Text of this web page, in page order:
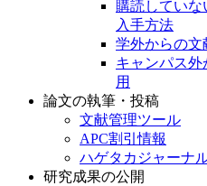
購読していな
入手方法
学外からの文
キャンパス外
用
論文の執筆・投稿
文献管理ツール
APC割引情報
ハゲタカジャーナ
研究成果の公開